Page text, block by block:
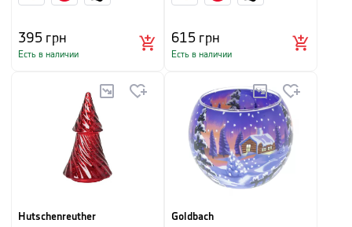
395грн
Есть в наличии
615грн
Есть в наличии
Hutschenreuther
Goldbach